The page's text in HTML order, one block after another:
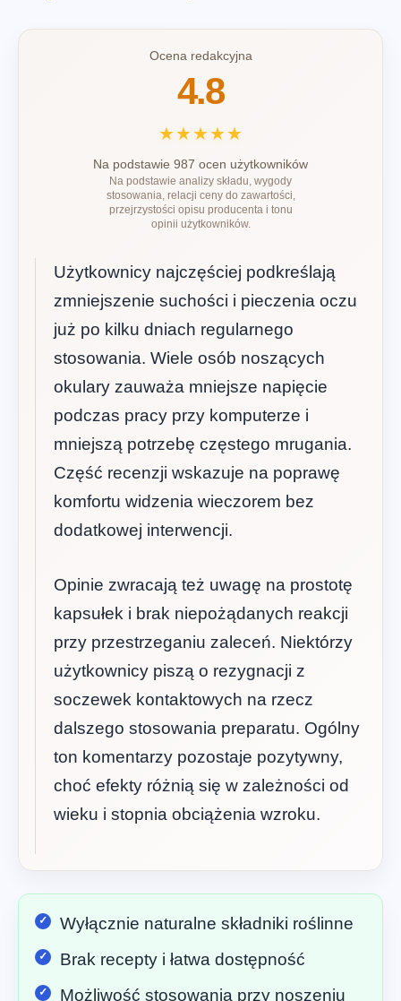
Ocena redakcyjna
4.8
★★★★★
Na podstawie 987 ocen użytkowników
Na podstawie analizy składu, wygody
stosowania, relacji ceny do zawartości,
przejrzystości opisu producenta i tonu
opinii użytkowników.
Użytkownicy najczęściej podkreślają
zmniejszenie suchości i pieczenia oczu
już po kilku dniach regularnego
stosowania. Wiele osób noszących
okulary zauważa mniejsze napięcie
podczas pracy przy komputerze i
mniejszą potrzebę częstego mrugania.
Część recenzji wskazuje na poprawę
komfortu widzenia wieczorem bez
dodatkowej interwencji.
Opinie zwracają też uwagę na prostotę
kapsułek i brak niepożądanych reakcji
przy przestrzeganiu zaleceń. Niektórzy
użytkownicy piszą o rezygnacji z
soczewek kontaktowych na rzecz
dalszego stosowania preparatu. Ogólny
ton komentarzy pozostaje pozytywny,
choć efekty różnią się w zależności od
wieku i stopnia obciążenia wzroku.
Wyłącznie naturalne składniki roślinne
Brak recepty i łatwa dostępność
Możliwość stosowania przy noszeniu